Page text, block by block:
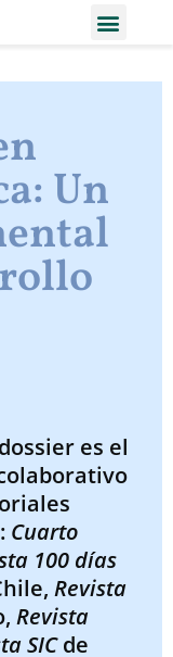
Un
es el
Cuarto
100 días
Revista
Revista
SICde